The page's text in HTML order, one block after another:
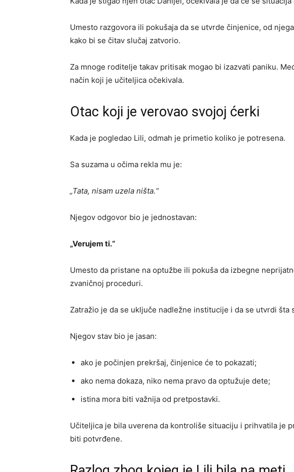
Umesto razgovora ili pokušaja da se utvrde činjenice, od
kako bi se čitav slučaj zatvorio.
Za mnoge roditelje takav pritisak mogao bi izazvati paniku.
način koji je učiteljica očekivala.
Otac koji je verovao svojoj ćerki
Kada je pogledao Lili, odmah je primetio koliko je potresena.
Sa suzama u očima rekla mu je:
„Tata, nisam uzela ništa.“
Njegov odgovor bio je jednostavan:
„Verujem ti.“
Umesto da pristane na optužbe ili pokuša da izbegne
zvaničnoj proceduri.
Zatražio je da se uključe nadležne institucije i da se utvrdi šta
Njegov stav bio je jasan:
ako je počinjen prekršaj, činjenice će to pokazati;
ako nema dokaza, niko nema pravo da optužuje dete;
istina mora biti važnija od pretpostavki.
Učiteljica je bila uverena da kontroliše situaciju i prihvatila je
biti potvrđene.